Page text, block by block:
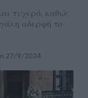
τυχερό, καθώς
αδερφή το
27/9/2024